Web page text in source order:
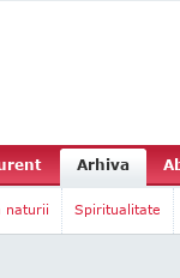
Arhiva
naturii Spiritualitate